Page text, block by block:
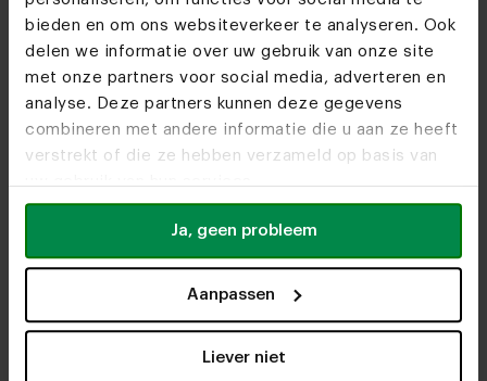
bieden en om ons websiteverkeer te analyseren. Ook
delen we informatie over uw gebruik van onze site
met onze partners voor social media, adverteren en
analyse. Deze partners kunnen deze gegevens
combineren met andere informatie die u aan ze heeft
verstrekt of die ze hebben verzameld op basis van
Ja, geen probleem
Aanpassen
Liever niet
In onze woonwinkels kun je altijd terecht voor
interieuradvies, stof- en kleurstalen of om je favo
designs te bekijken. We helpen je graag bij het
samenstellen van jouw meubel. Tot snel!